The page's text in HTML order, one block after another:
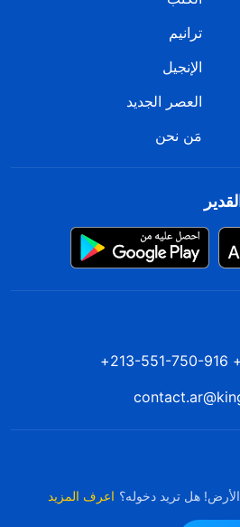
ترانيم
الإنجيل
العصر الجديد
مَن نحن
هل تريد دخوله؟ اعرف المزيد